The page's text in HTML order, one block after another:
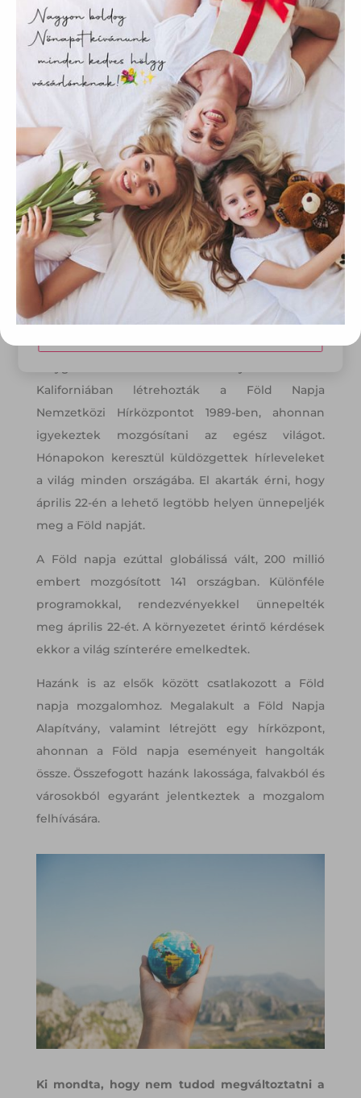
1990-ben a Föld napja világmozgalommá vált
1990 közeledtével a környezetvédelmi vezetők
egy csoportja megkereste Denis Hayest, hogy
szervezzen ismét egy újabb nagy kampányt a
Kaliforniában létrehozták a Föld Napja
Nemzetközi Hírközpontot 1989-ben, ahonnan
igyekeztek mozgósítani az egész világot.
Hónapokon keresztül küldözgettek hírleveleket
a világ minden országába. El akarták érni, hogy
április 22-én a lehető legtöbb helyen ünnepeljék
meg a Föld napját.
A Föld napja ezúttal globálissá vált, 200 millió
embert mozgósított 141 országban. Különféle
programokkal, rendezvényekkel ünnepelték
meg április 22-ét. A környezetet érintő kérdések
ekkor a világ színterére emelkedtek.
Hazánk is az elsők között csatlakozott a Föld
napja mozgalomhoz. Megalakult a Föld Napja
Alapítvány, valamint létrejött egy hírközpont,
ahonnan a Föld napja eseményeit hangolták
össze. Összefogott hazánk lakossága, falvakból és
városokból egyaránt jelentkeztek a mozgalom
felhívására.
Ki mondta, hogy nem tudod megváltoztatni a
Weboldalunkon „cookie"-kat (továbbiakban „süti")
alkalmazunk. Ezek olyan fájlok, melyek információt tárolnak
webes böngészőjében. Ehhez az Ön hozzájárulása
szükséges.
A „sütiket" az elektronikus hírközlésről szóló 2003. évi C.
törvény, az elektronikus kereskedelmi szolgáltatások, az
információs társadalommal összefüggő szolgáltatások
egyes kérdéseiről szóló 2001. évi CVIII. törvény, valamint az
Európai Unió előírásainak megfelelően használjuk. Azon
weblapoknak, melyek az Európai Unió országain belül
működnek, a „sütik" használatához, és ezeknek a
felhasználó számítógépén vagy egyéb eszközén történő
tárolásához a felhasználók hozzájárulását kell kérniük.
Elfogadom
Módosítom a beállításokat